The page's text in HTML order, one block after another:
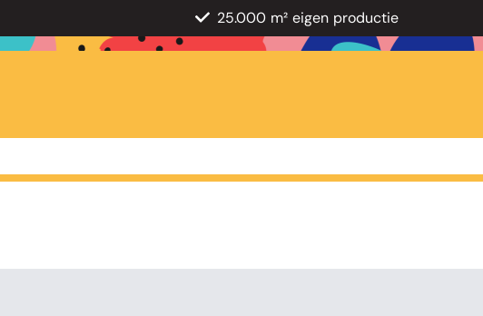
25.000 m² eigen productie